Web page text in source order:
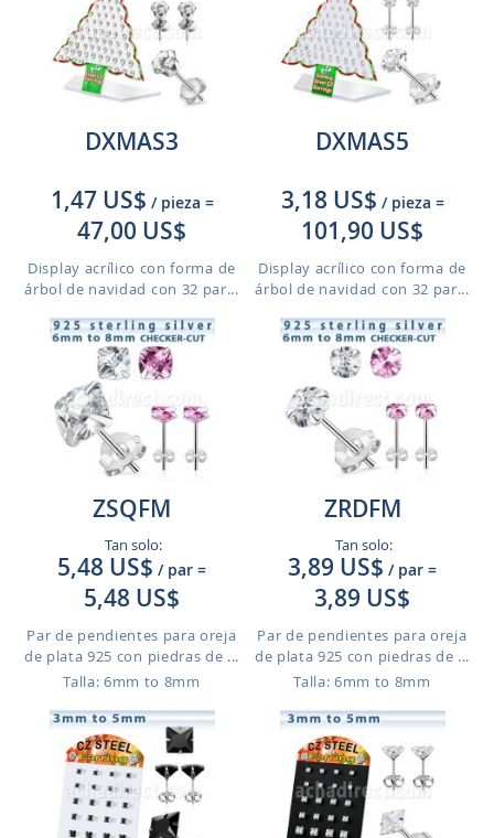
DXMAS3
1,47 US$ / pieza =
47,00 US$
Display acrílico con forma de
árbol de navidad con 32 par...
DXMAS5
3,18 US$ / pieza =
101,90 US$
Display acrílico con forma de
árbol de navidad con 32 par...
ZSQFM
Tan solo:
5,48 US$ / par =
5,48 US$
Par de pendientes para oreja
de plata 925 con piedras de ...
Talla: 6mm to 8mm
ZRDFM
Tan solo:
3,89 US$ / par =
3,89 US$
Par de pendientes para oreja
de plata 925 con piedras de ...
Talla: 6mm to 8mm